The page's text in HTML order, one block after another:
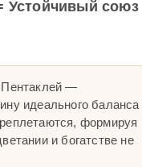
Устойчивый союз
Пентаклей —
идеального баланса
формируя
и богатстве не